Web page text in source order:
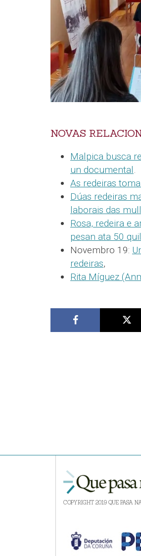
NOVAS
Malpica busca
un documental.
As redeiras
Dúas redeiras
laborais das
Rosa, redeira e
pesan ata 50
Novembro 19:
redeiras,
Rita Míguez
COPYRIGHT 2019 QUE PASA